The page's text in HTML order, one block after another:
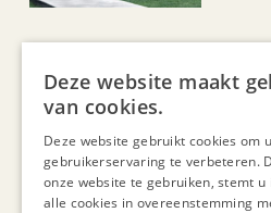
Deze website maakt
van cookies.
Deze website gebruikt cookies om
gebruikerservaring te verbeteren.
onze website te gebruiken, stemt u
alle cookies in overeenstemming